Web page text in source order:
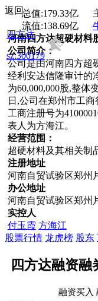
返回
四方达
sz:300179
总值:179.33亿
流值:138.69亿
河南四方达超硬材料
公司简介：
公司是由河南四方超
经利安达信隆审计的
为60,000,000股,整体
日,公司在郑州市工
工商注册号为
表人为方海江。
经营范围：
超硬材料及其相关制
注册地址
河南自贸试验区郑州
办公地址
河南自贸试验区郑州
实控人
付玉霞 方海江
股票行情 龙虎榜 股东
四方达融资融
融资买入